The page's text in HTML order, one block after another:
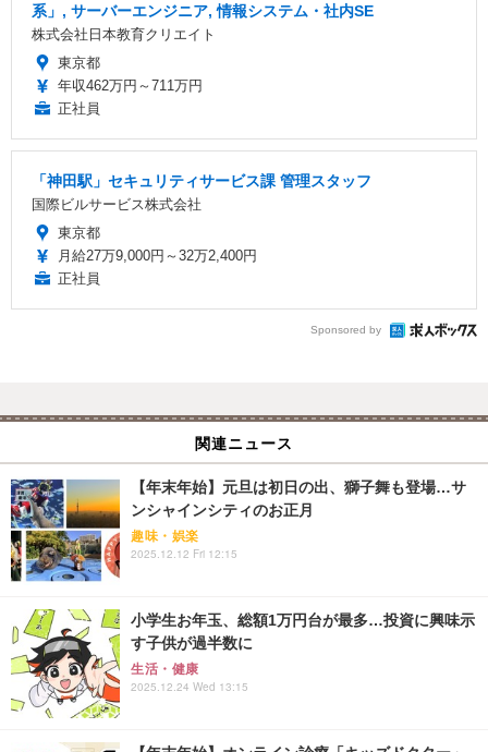
系」, サーバーエンジニア, 情報システム・社内SE
株式会社日本教育クリエイト
東京都
年収462万円～711万円
正社員
「神田駅」セキュリティサービス課 管理スタッフ
国際ビルサービス株式会社
東京都
月給27万9,000円～32万2,400円
正社員
Sponsored by
関連ニュース
【年末年始】元旦は初日の出、獅子舞も登場…サ
ンシャインシティのお正月
趣味・娯楽
2025.12.12 Fri 12:15
小学生お年玉、総額1万円台が最多…投資に興味示
す子供が過半数に
生活・健康
2025.12.24 Wed 13:15